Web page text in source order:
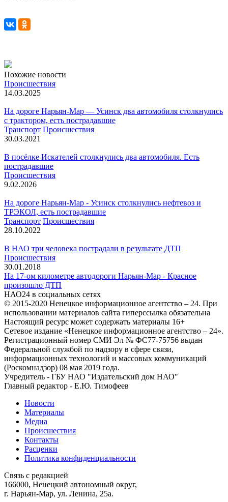
Похожие новости
Происшествия
14.03.2025
На дороге Нарьян-Мар — Усинск два автомобиля столкнулись
с трактором, есть пострадавшие
Транспорт Происшествия
30.03.2021
В посёлке Искателей столкнулись два автомобиля. Есть
пострадавшие
Происшествия
9.02.2026
На дороге Нарьян-Мар - Усинск столкнулись нефтевоз и
ТРЭКОЛ, есть пострадавшие
Транспорт Происшествия
28.10.2022
В НАО три человека пострадали в результате ДТП
Происшествия
30.01.2018
На 17-ом километре автодороги Нарьян-Мар - Красное
произошло ДТП
НАО24 в социальных сетях
© 2015-2020 Ненецкое информационное агентство – 24. При
использовании материалов сайта гиперссылка обязательна
Настоящий ресурс может содержать материалы 16+
Сетевое издание «Ненецкое информационное агентство – 24».
Регистрационный номер СМИ Эл № ФС77-75756 выдан
Федеральной службой по надзору в сфере связи,
информационных технологий и массовых коммуникаций
(Роскомнадзор) 08 мая 2019 года.
Учредитель - ГБУ НАО "Издательский дом НАО"
Главный редактор - Е.Ю. Тимофеев
Новости
Материалы
Медиа
Происшествия
Контакты
Расценки
Политика конфиденциальности
Связь с редакцией
166000, Ненецкий автономный округ,
г. Нарьян-Мар, ул. Ленина, 25а.